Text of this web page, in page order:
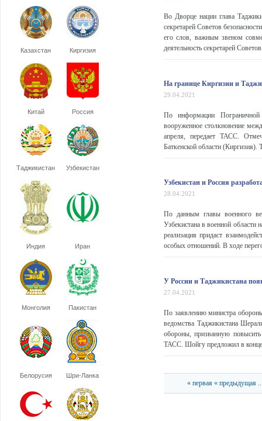
Казахстан Киргизия
Китай Россия
Таджикистан Узбекистан
Индия Иран
Монголия Пакистан
Белорусия Шри-Ланка
Во Дворце нации глава
секретарей Советов
его слов, важным звеном
деятельность секретарей
На границе Киргизии и
29.04.2021
По информации Пограничной
вооруженное столкновение
апреля, передает ТАСС.
Баткенской области (Киргизия).
Узбекистан и Россия
28.04.2021
По данным главы военного
Узбекистана в военной области
реализация придаст
особых отношений. В ходе
У России и Таджикистана
27.04.2021
По заявлению министра
ведомства Таджикистана
обороны, призванную
ТАСС. Шойгу предложил в конце
« первая « предыдущая